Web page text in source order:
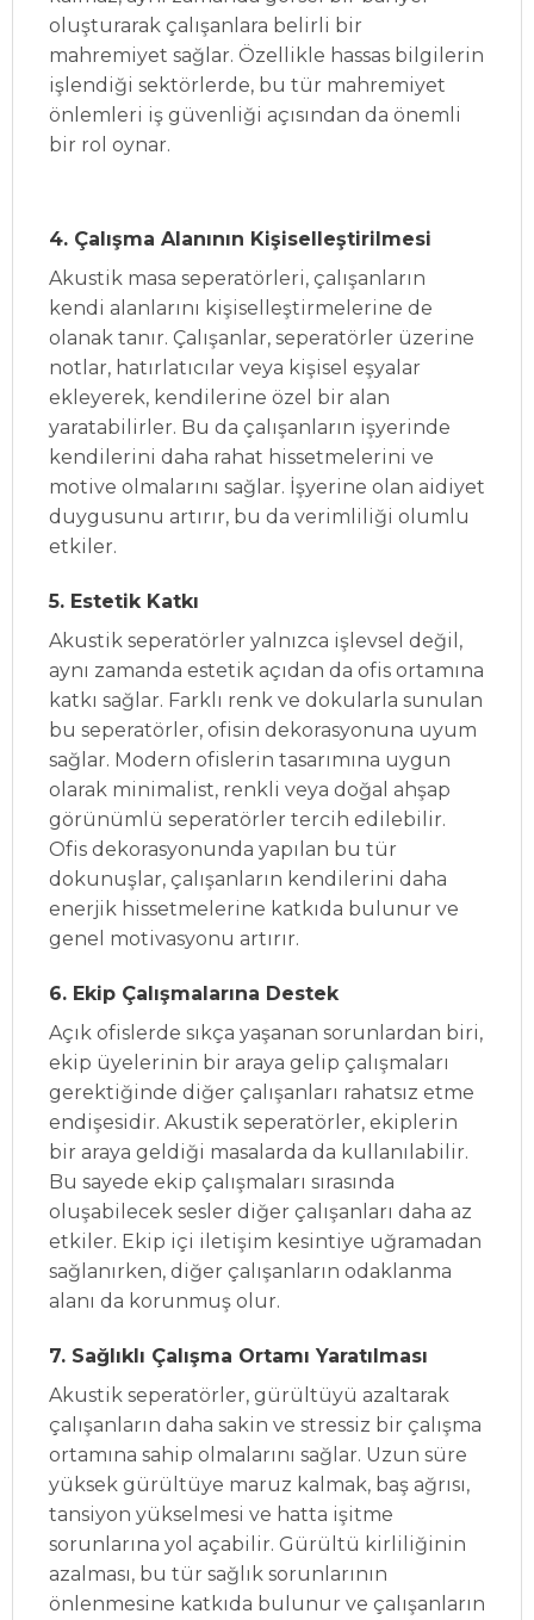
oluşturarak çalışanlara belirli bir
mahremiyet sağlar. Özellikle hassas bilgilerin
işlendiği sektörlerde, bu tür mahremiyet
önlemleri iş güvenliği açısından da önemli
bir rol oynar.
4. Çalışma Alanının Kişiselleştirilmesi
Akustik masa seperatörleri, çalışanların
kendi alanlarını kişiselleştirmelerine de
olanak tanır. Çalışanlar, seperatörler üzerine
notlar, hatırlatıcılar veya kişisel eşyalar
ekleyerek, kendilerine özel bir alan
yaratabilirler. Bu da çalışanların işyerinde
kendilerini daha rahat hissetmelerini ve
motive olmalarını sağlar. İşyerine olan aidiyet
duygusunu artırır, bu da verimliliği olumlu
etkiler.
5. Estetik Katkı
Akustik seperatörler yalnızca işlevsel değil,
aynı zamanda estetik açıdan da ofis ortamına
katkı sağlar. Farklı renk ve dokularla sunulan
bu seperatörler, ofisin dekorasyonuna uyum
sağlar. Modern ofislerin tasarımına uygun
olarak minimalist, renkli veya doğal ahşap
görünümlü seperatörler tercih edilebilir.
Ofis dekorasyonunda yapılan bu tür
dokunuşlar, çalışanların kendilerini daha
enerjik hissetmelerine katkıda bulunur ve
genel motivasyonu artırır.
6. Ekip Çalışmalarına Destek
Açık ofislerde sıkça yaşanan sorunlardan biri,
ekip üyelerinin bir araya gelip çalışmaları
gerektiğinde diğer çalışanları rahatsız etme
endişesidir. Akustik seperatörler, ekiplerin
bir araya geldiği masalarda da kullanılabilir.
Bu sayede ekip çalışmaları sırasında
oluşabilecek sesler diğer çalışanları daha az
etkiler. Ekip içi iletişim kesintiye uğramadan
sağlanırken, diğer çalışanların odaklanma
alanı da korunmuş olur.
7. Sağlıklı Çalışma Ortamı Yaratılması
Akustik seperatörler, gürültüyü azaltarak
çalışanların daha sakin ve stressiz bir çalışma
ortamına sahip olmalarını sağlar. Uzun süre
yüksek gürültüye maruz kalmak, baş ağrısı,
tansiyon yükselmesi ve hatta işitme
sorunlarına yol açabilir. Gürültü kirliliğinin
azalması, bu tür sağlık sorunlarının
önlenmesine katkıda bulunur ve çalışanların